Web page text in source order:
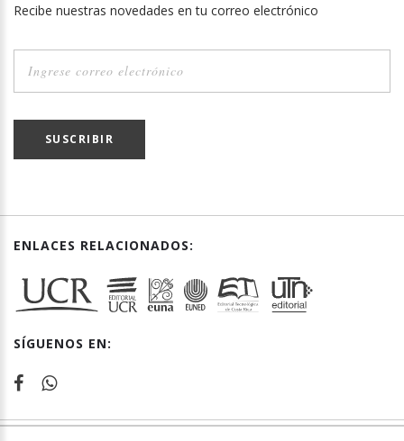
Recibe nuestras novedades en tu correo electrónico
SUSCRIBIR
ENLACES RELACIONADOS:
SÍGUENOS EN: